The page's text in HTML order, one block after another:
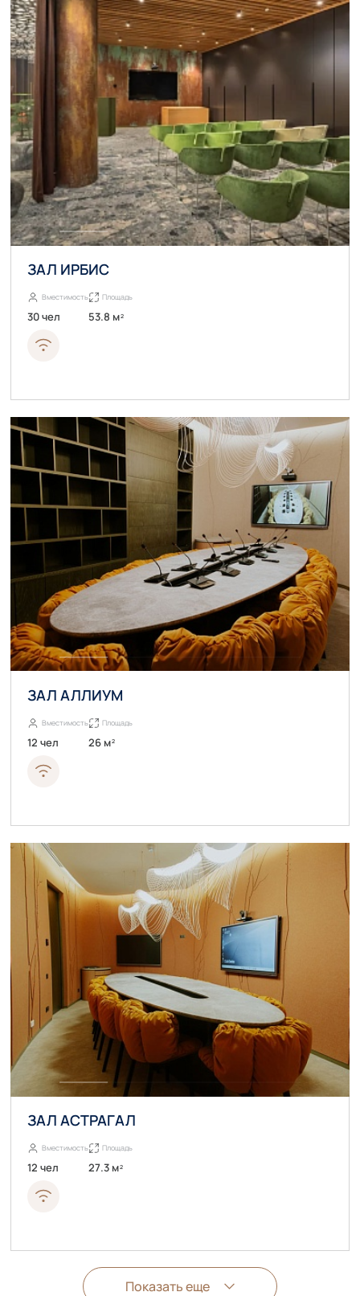
ЗАЛ ИРБИС
Вместимость
30 чел
Площадь
53.8 м2
ЗАЛ АЛЛИУМ
Вместимость
12 чел
Площадь
26 м2
ЗАЛ АСТРАГАЛ
Вместимость
12 чел
Площадь
27.3 м2
Показать еще